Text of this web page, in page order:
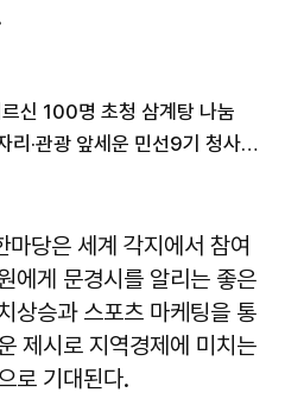
신 100명 초청 삼계탕 나눔
김학홍 문경시장 취임…일자리·관광 앞세운 민선9기 청사진 제시
당은 세계 각지에서 참여
에게 문경시를 알리는 좋은
상승과 스포츠 마케팅을 통
제시로 지역경제에 미치는
로 기대된다.